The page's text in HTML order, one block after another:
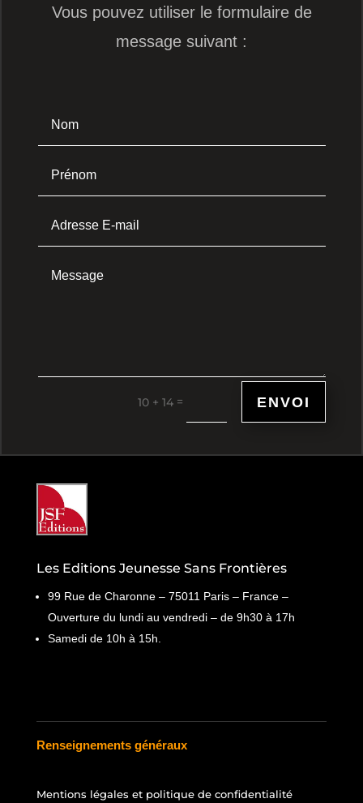
Vous pouvez utiliser le formulaire de
message suivant :
10 + 14= ENVOI
Les Editions Jeunesse Sans Frontières
99 Rue de Charonne – 75011 Paris – France –
Ouverture du lundi au vendredi – de 9h30 à 17h
Samedi de 10h à 15h.
Renseignements généraux
Mentions légales et politique de confidentialité